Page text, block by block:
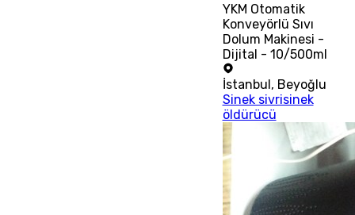
YKM Otomatik
Konveyörlü Sıvı
Dolum Makinesi -
Dijital - 10/500ml
İstanbul, Beyoğlu
Sinek sivrisinek
öldürücü